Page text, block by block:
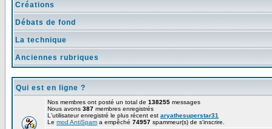
Créations
Débats de fond
La technique
Anciennes rubriques
Qui est en ligne ?
Nos membres ont posté un total de 138255 messages
Nous avons 387 membres enregistrés
L'utilisateur enregistré le plus récent est aryathesuperstar31
Le mod AntiSpam a empêché 74957 spammeur(s) de s'inscrire.